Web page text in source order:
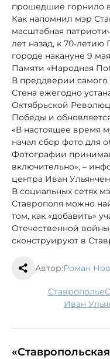
прошедшие горнило
Как напомнил мэр
масштабная
лет назад, к 70-летию
городе накануне 9
Памяти «Народная
В преддверии самого
Стена ежегодно
Октябрьской
Победы и
«В настоящее время
начал сбор фото для
Фотографии
включительно», –
центра Иван
В социальных сетях
Ставрополя можно
том, как «добавить»
Отечественной
сконструируют в
Автор:Роман
Ставрополье
Иван